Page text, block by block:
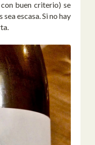
buen criterio) se
escasa. Si no hay